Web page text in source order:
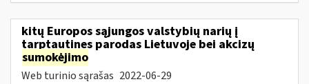
kitų Europos sąjungos valstybių narių į
tarptautines parodas Lietuvoje bei akcizų
sumokėjimo
Web turinio sąrašas 2022-06-29